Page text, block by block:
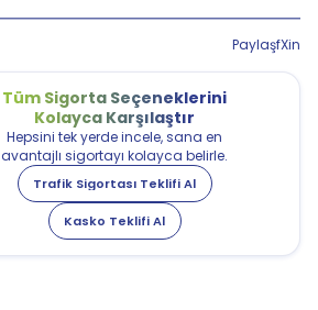
PaylaşfXin
Tüm Sigorta Seçeneklerini
Kolayca Karşılaştır
Hepsini tek yerde incele, sana en
avantajlı sigortayı kolayca belirle.
Trafik Sigortası Teklifi Al
Kasko Teklifi Al